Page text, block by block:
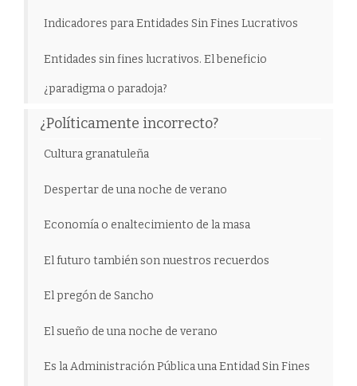
Indicadores para Entidades Sin Fines Lucrativos
Entidades sin fines lucrativos. El beneficio
¿paradigma o paradoja?
¿Políticamente incorrecto?
Cultura granatuleña
Despertar de una noche de verano
Economía o enaltecimiento de la masa
El futuro también son nuestros recuerdos
El pregón de Sancho
El sueño de una noche de verano
Es la Administración Pública una Entidad Sin Fines